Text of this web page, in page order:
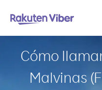
Cómo
Malvinas